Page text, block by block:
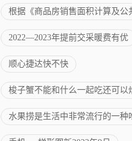
根据《商品房销售面积计算及公
2022—2023年提前交采暖费有优
顺心捷达快不快
梭子蟹不能和什么一起吃还可以
水果捞是生活中非常流行的一种